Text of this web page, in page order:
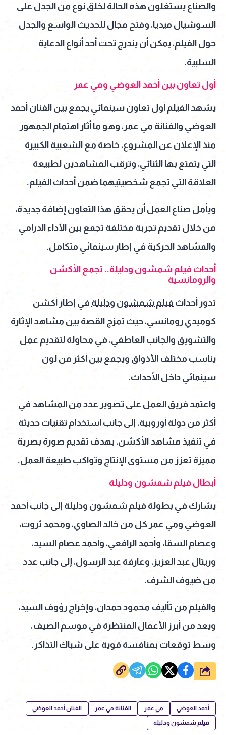
والصناع يستغلون هذه الحالة لخلق نوع من الجدل على
السوشيال ميديا، وفتح مجال للحديث الواسع والجدل
حول الفيلم، يمكن أن يندرج تحت أحد أنواع الدعاية
السلبية.
أول تعاون بين أحمد العوضي ومي عمر
يشهد الفيلم أول تعاون سينمائي يجمع بين الفنان أحمد
العوضي والفنانة مي عمر، وهو ما أثار اهتمام الجمهور
منذ الإعلان عن المشروع، خاصة مع الشعبية الكبيرة
التي يتمتع بها الثنائي، وترقب المشاهدين لطبيعة
العلاقة التي تجمع شخصيتيهما ضمن أحداث الفيلم.
ويأمل صناع العمل أن يحقق هذا التعاون إضافة جديدة،
من خلال تقديم تجربة مختلفة تجمع بين الأداء الدرامي
والمشاهد الحركية في إطار سينمائي متكامل.
أحداث فيلم شمشون ودليلة.. تجمع الأكشن
والرومانسية
تدور أحداث فيلم شمشون ودليلة في إطار أكشن
كوميدي رومانسي، حيث تمزج القصة بين مشاهد الإثارة
والتشويق والجانب العاطفي، في محاولة لتقديم عمل
يناسب مختلف الأذواق ويجمع بين أكثر من لون
سينمائي داخل الأحداث.
واعتمد فريق العمل على تصوير عدد من المشاهد في
أكثر من دولة أوروبية، إلى جانب استخدام تقنيات حديثة
في تنفيذ مشاهد الأكشن، بهدف تقديم صورة بصرية
مميزة تعزز من مستوى الإنتاج وتواكب طبيعة العمل.
أبطال فيلم شمشون ودليلة
يشارك في بطولة فيلم شمشون ودليلة إلى جانب أحمد
العوضي ومي عمر كل من خالد الصاوي، ومحمد ثروت،
وعصام السقا، وأحمد الرافعي، وأحمد عصام السيد،
وريتال عبد العزيز، وعارفة عبد الرسول، إلى جانب عدد
من ضيوف الشرف.
والفيلم من تأليف محمود حمدان، وإخراج رؤوف السيد،
ويعد من أبرز الأعمال المنتظرة في موسم الصيف،
وسط توقعات بمنافسة قوية على شباك التذاكر.
شارك
أحمد العوضي مي عمر الفنانة مي عمر الفنان أحمد العوضي
فيلم شمشون ودليلة